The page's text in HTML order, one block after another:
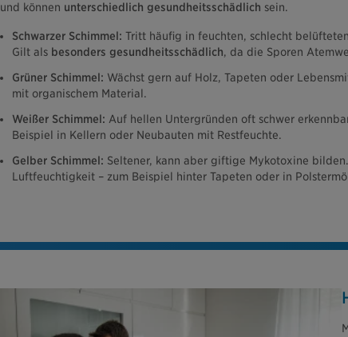
und können unterschiedlich gesundheitsschädlich sein.
Schwarzer Schimmel: Tritt häufig in feuchten, schlecht
Gilt als besonders gesundheitsschädlich, da die Sporen
Grüner Schimmel: Wächst gern auf Holz, Tapeten oder
mit organischem Material.
Weißer Schimmel: Auf hellen Untergründen oft schwer
Beispiel in Kellern oder Neubauten mit Restfeuchte.
Gelber Schimmel: Seltener, kann aber giftige Mykotoxine
Luftfeuchtigkeit – zum Beispiel hinter Tapeten oder in